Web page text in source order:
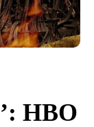
HBO